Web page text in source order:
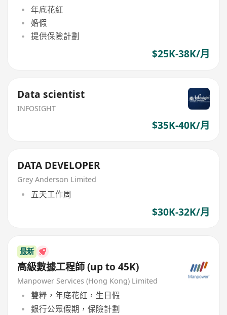
年底花紅
婚假
提供保險計劃
$25K-38K/月
Data scientist
INFOSIGHT
$35K-40K/月
DATA DEVELOPER
Grey Anderson Limited
五天工作周
$30K-32K/月
最新
高級數據工程師 (up to 45K)
Manpower Services (Hong Kong) Limited
雙糧，年底花紅，生日假
銀行公眾假期，保險計劃